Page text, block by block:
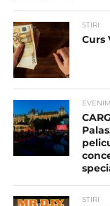
STIRI
Curs
STIRI